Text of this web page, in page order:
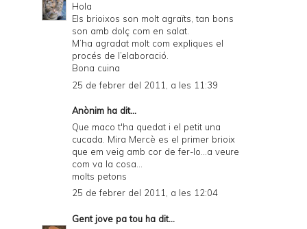
Hola
Els brioixos son molt agraïts, tan bons
son amb dolç com en salat.
M’ha agradat molt com expliques el
procés de l’elaboració.
Bona cuina
25 de febrer del 2011, a les 11:39
Anònim ha dit...
Que maco t'ha quedat i el petit una
cucada. Mira Mercè es el primer brioix
que em veig amb cor de fer-lo...a veure
com va la cosa...
molts petons
25 de febrer del 2011, a les 12:04
Gent jove pa tou ha dit...